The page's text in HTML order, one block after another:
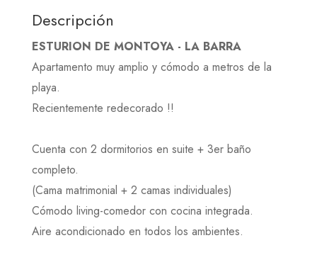
Descripción
ESTURION DE MONTOYA - LA BARRA
Apartamento muy amplio y cómodo a metros de la
playa.
Recientemente redecorado !!
Cuenta con 2 dormitorios en suite + 3er baño
completo.
(Cama matrimonial + 2 camas individuales)
Cómodo living-comedor con cocina integrada.
Aire acondicionado en todos los ambientes.